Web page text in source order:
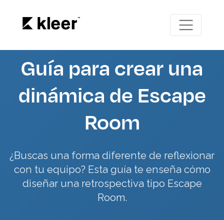
Guía para crear una
dinámica de Escape
Room
¿Buscas una forma diferente de reflexionar
con tu equipo? Esta guía te enseña cómo
diseñar una retrospectiva tipo Escape
Room.